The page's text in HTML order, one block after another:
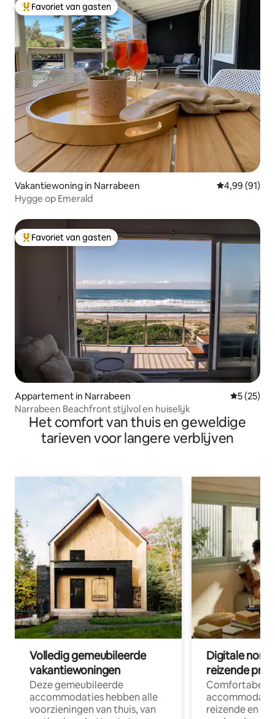
Topfavoriet van gasten
Favoriet van gasten
Vakantiewoning in Narrabeen Gemiddelde
4,99 (91)
Hygge op Emerald
Topfavoriet van gasten
Favoriet van gasten
Appartement in Narrabeen
5 (25)
Narrabeen Beachfront stijlvol en huiselijk
Het comfort van thuis en geweldige
tarieven voor langere verblijven
Volledig gemeubileerde
vakantiewoningen
Deze gemeubileerde
accommodaties hebben alle
voorzieningen van thuis, van
Digitale
reizende
Comfortabele
reizende en